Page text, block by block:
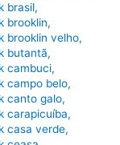
brasil,
brooklin,
brooklin velho,
butantã,
cambuci,
campo belo,
canto galo,
carapicuíba,
casa verde,